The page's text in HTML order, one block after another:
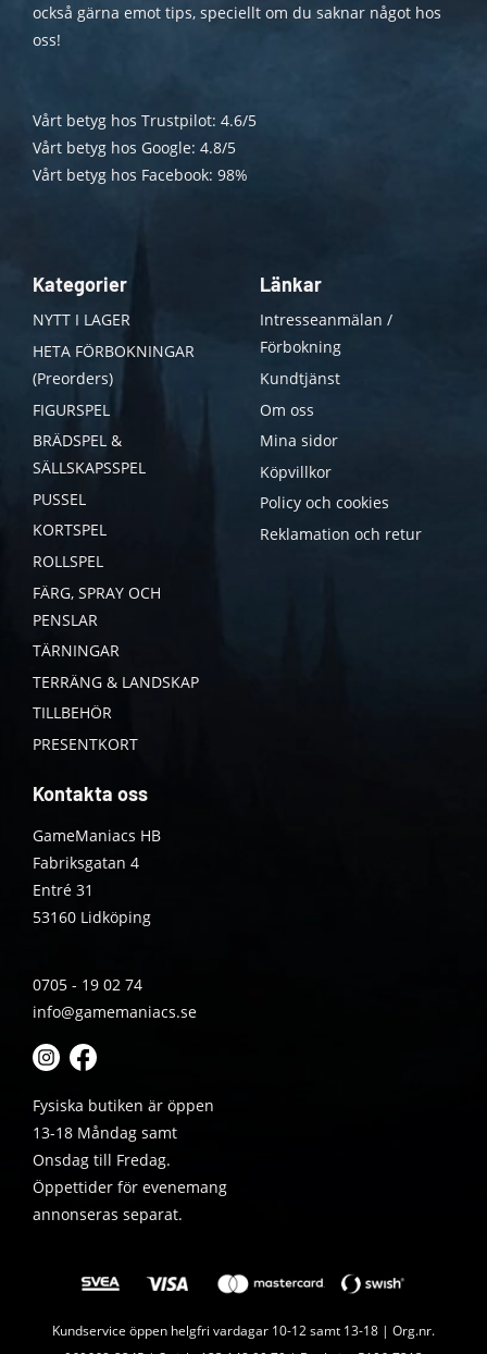
också gärna emot tips, speciellt om du saknar något hos
oss!
Vårt betyg hos Trustpilot: 4.6/5
Vårt betyg hos Google: 4.8/5
Vårt betyg hos Facebook: 98%
Kategorier
NYTT I LAGER
HETA FÖRBOKNINGAR
(Preorders)
FIGURSPEL
BRÄDSPEL &
SÄLLSKAPSSPEL
PUSSEL
KORTSPEL
ROLLSPEL
FÄRG, SPRAY OCH
PENSLAR
TÄRNINGAR
TERRÄNG & LANDSKAP
TILLBEHÖR
PRESENTKORT
Länkar
Intresseanmälan /
Förbokning
Kundtjänst
Om oss
Mina sidor
Köpvillkor
Policy och cookies
Reklamation och retur
Kontakta oss
GameManiacs HB
Fabriksgatan 4
Entré 31
53160 Lidköping
0705 - 19 02 74
info@gamemaniacs.se
Fysiska butiken är öppen
13-18 Måndag samt
Onsdag till Fredag.
Öppettider för evenemang
annonseras separat.
Kundservice öppen helgfri vardagar 10-12 samt 13-18 | Org.nr.